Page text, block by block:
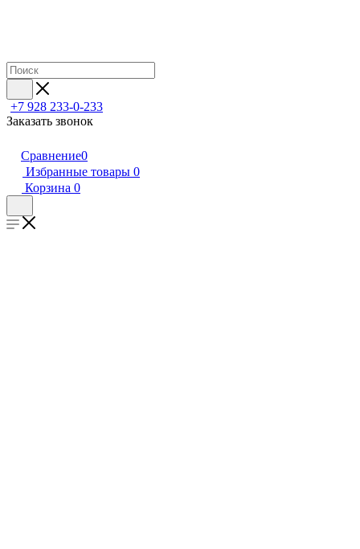
+7 928 233-0-233
Заказать звонок
Сравнение0
Избранные товары 0
Корзина 0